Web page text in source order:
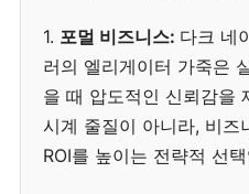
1. 포멀 비즈니스: 다크 네
러의 엘리게이터 가죽은
을 때 압도적인 신뢰감을
시계 줄질이 아니라, 비즈
ROI를 높이는 전략적 선